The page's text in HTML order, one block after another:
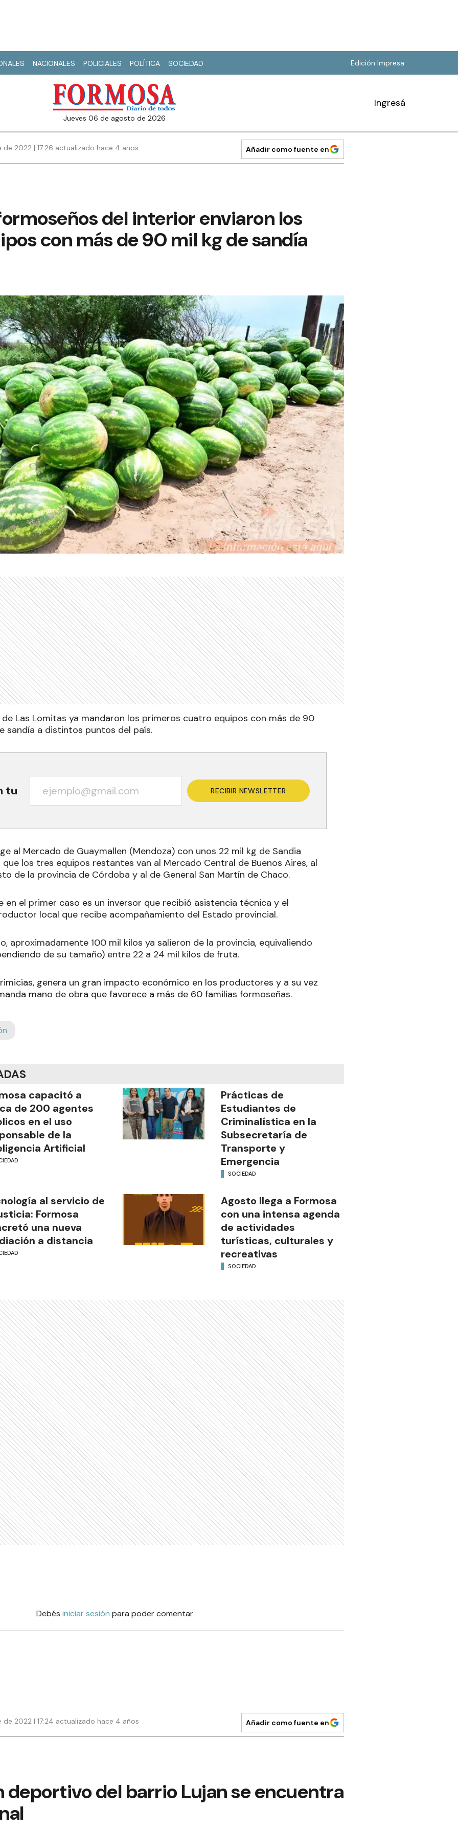
NACIONALES POLICIALES POLÍTICA SOCIEDAD Edición Impresa
jueves 06 de agosto de 2026
Ingresá
2022 | 17:26 actualizado hace 4 años Añadir como fuente en
del interior enviaron los
con más de 90 mil kg de sandía
Las Lomitas ya mandaron los primeros cuatro equipos con más de 90
sandía a distintos puntos del país.
tu RECIBIR NEWSLETTER
al Mercado de Guaymallen (Mendoza) con unos 22 mil kg de Sandia
los tres equipos restantes van al Mercado Central de Buenos Aires, al
de la provincia de Córdoba y al de General San Martín de Chaco.
en el primer caso es un inversor que recibió asistencia técnica y el
local que recibe acompañamiento del Estado provincial.
aproximadamente 100 mil kilos ya salieron de la provincia, equivaliendo
de su tamaño) entre 22 a 24 mil kilos de fruta.
genera un gran impacto económico en los productores y a su vez
mano de obra que favorece a más de 60 familias formoseñas.
capacitó a
de 200 agentes
en el uso
de la
Artificial
Prácticas de
Estudiantes de
Criminalística en la
Subsecretaría de
Transporte y
Emergencia
SOCIEDAD
al servicio de
Formosa
una nueva
a distancia
Agosto llega a Formosa
con una intensa agenda
de actividades
turísticas, culturales y
recreativas
SOCIEDAD
Debés iniciar sesión para poder comentar
2022 | 17:24 actualizado hace 4 años Añadir como fuente en
deportivo del barrio Lujan se encuentra